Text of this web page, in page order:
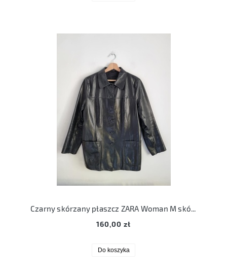
Czarny skórzany płaszcz ZARA Woman M skóra 38
160,00 zł
Do koszyka